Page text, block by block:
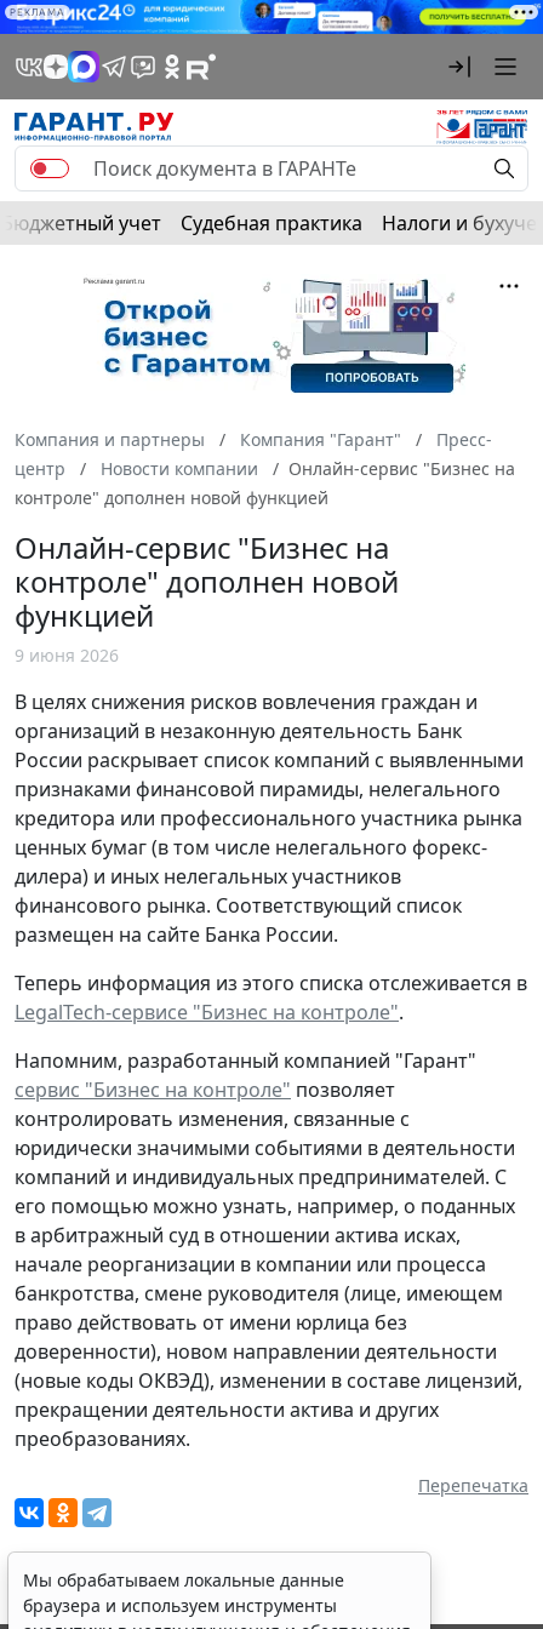
РЕКЛАМА
Бюджетный учет Судебная практика Налоги и
Компания и партнеры Компания "Гарант"
Пресс-
центр
Новости компании
Онлайн-сервис "Бизнес на
контроле" дополнен новой функцией
Онлайн-сервис "Бизнес на
контроле" дополнен новой
функцией
9 июня 2026
В целях снижения рисков вовлечения граждан и
организаций в незаконную деятельность Банк
России раскрывает список компаний с выявленными
признаками финансовой пирамиды, нелегального
кредитора или профессионального участника рынка
ценных бумаг (в том числе нелегального форекс-
дилера) и иных нелегальных участников
финансового рынка. Соответствующий список
размещен на сайте Банка России.
Теперь информация из этого списка отслеживается в
LegalTech-сервисе "Бизнес на контроле".
Напомним, разработанный компанией "Гарант"
сервис "Бизнес на контроле" позволяет
контролировать изменения, связанные с
юридически значимыми событиями в деятельности
компаний и индивидуальных предпринимателей. С
его помощью можно узнать, например, о поданных
в арбитражный суд в отношении актива исках,
начале реорганизации в компании или процесса
банкротства, смене руководителя (лице, имеющем
право действовать от имени юрлица без
доверенности), новом направлении деятельности
(новые коды ОКВЭД), изменении в составе лицензий,
прекращении деятельности актива и других
преобразованиях.
Перепечатка
Мы обрабатываем локальные данные
браузера и используем инструменты